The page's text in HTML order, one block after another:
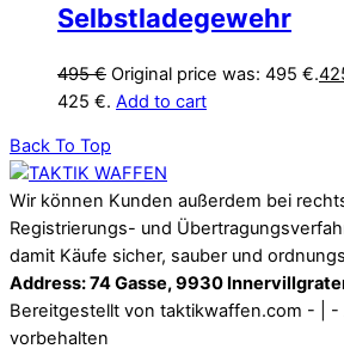
Selbstladegewehr
495€ Original price was: 495 €.
425 €. Add to cart
Back To Top
Wir können Kunden außerdem bei
Registrierungs- und
damit Käufe sicher, sauber und
Address: 74 Gasse, 9930
Bereitgestellt von taktikwaffen.com - | -
vorbehalten